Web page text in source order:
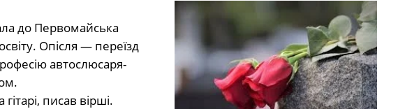
до Первомайська
Опісля — переїзд
автослюсаря-
писав вірші.